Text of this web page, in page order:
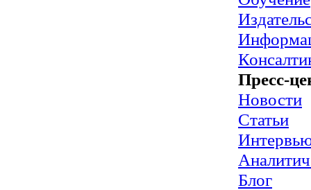
Пресс-
Новости
Статьи
Блог